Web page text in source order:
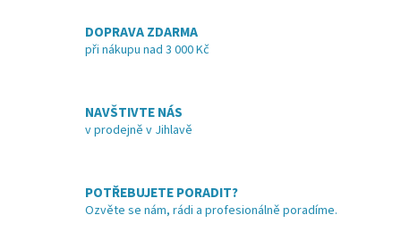
DOPRAVA ZDARMA
při nákupu nad 3 000 Kč
NAVŠTIVTE NÁS
v prodejně v Jihlavě
POTŘEBUJETE PORADIT?
Ozvěte se nám, rádi a profesionálně poradíme.